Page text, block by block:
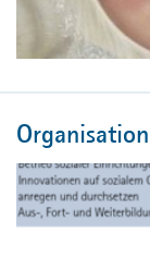
Organisation